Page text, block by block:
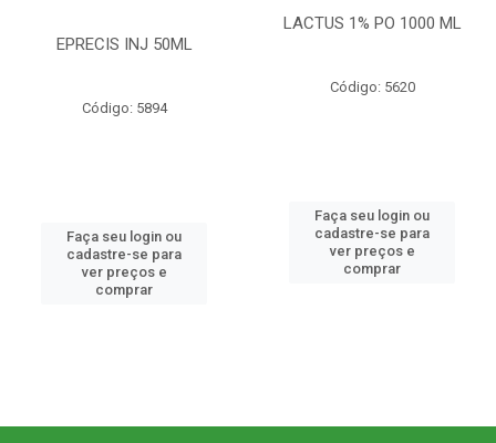
EPRECIS INJ 50ML
Código: 5894
Faça seu login ou
cadastre-se para
ver preços e
comprar
LACTUS 1% PO 1000 ML
Código: 5620
Faça seu login ou
cadastre-se para
ver preços e
comprar